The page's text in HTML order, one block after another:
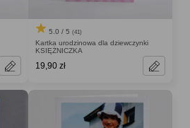
5.0 / 5 (41)
Kartka urodzinowa dla dziewczynki
KSIĘŻNICZKA
19,90 zł